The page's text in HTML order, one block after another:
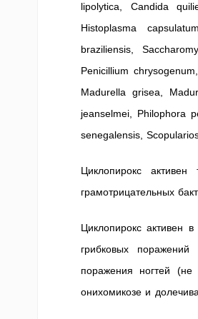
lipolytica, Candida
Histoplasma
braziliensis,
Penicillium
Madurella grisea,
jeanselmei, Philophora
senegalensis,
Циклопирокс
грамотрицательных
Циклопирокс активен
грибковых
поражения ногтей
онихомикозе и